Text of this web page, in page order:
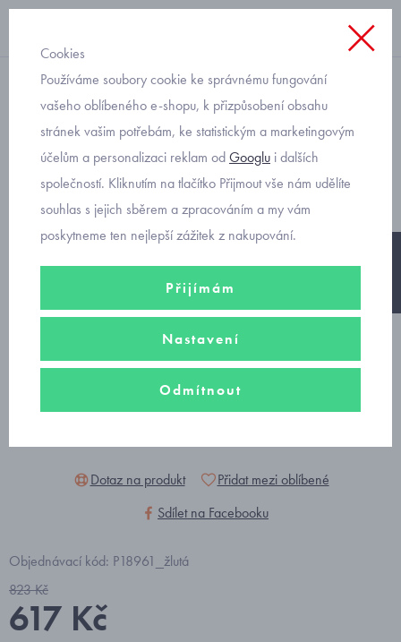
jarní bunda
slabá dívčí přechodová
bundička Mayoral 3482
Dotaz na produkt
Přidat mezi oblíbené
Sdílet na Facebooku
Objednávací kód: P18961_žlutá
823 Kč
617 Kč
Cookies
Používáme soubory cookie ke správnému fungování
vašeho oblíbeného e-shopu, k přizpůsobení obsahu
stránek vašim potřebám, ke statistickým a marketingovým
účelům a personalizaci reklam odGooglu i dalších
společností. Kliknutím na tlačítko Přijmout vše nám udělíte
souhlas s jejich sběrem a zpracováním a my vám
poskytneme ten nejlepší zážitek z nakupování.
Přijímám
Nastavení
Odmítnout